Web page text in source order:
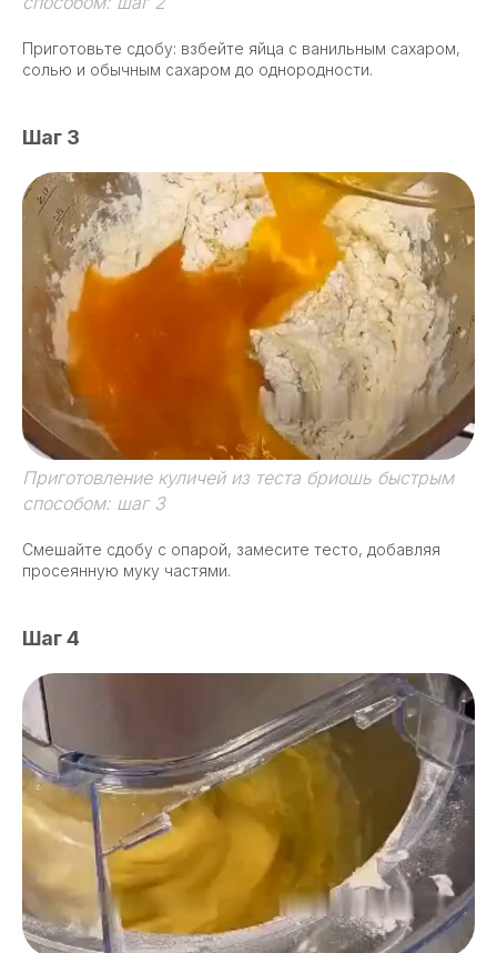
Приготовьте сдобу: взбейте яйца с ванильным сахаром,
солью и обычным сахаром до однородности.
Шаг 3
Приготовление куличей из теста бриошь быстрым
способом: шаг 3
Смешайте сдобу с опарой, замесите тесто, добавляя
просеянную муку частями.
Шаг 4